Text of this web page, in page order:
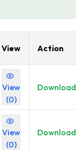
View Action
View
(0)
Download
View
(0)
Download